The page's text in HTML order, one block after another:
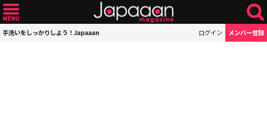
手洗いをしっかりしよう！Japaaan ログイン メンバー登録